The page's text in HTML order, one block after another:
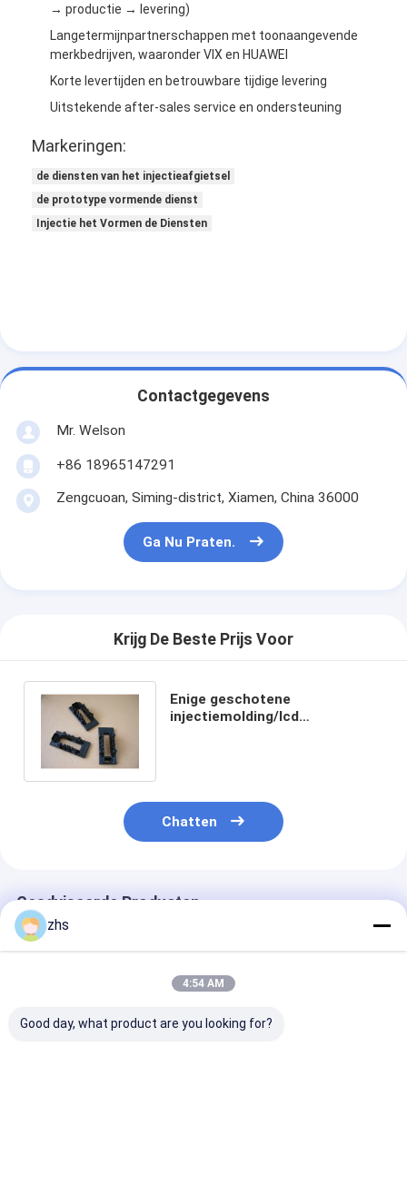
→ productie → levering)
Langetermijnpartnerschappen met toonaangevende
merkbedrijven, waaronder VIX en HUAWEI
Korte levertijden en betrouwbare tijdige levering
Uitstekende after-sales service en ondersteuning
Markeringen:
de diensten van het injectieafgietsel
de prototype vormende dienst
Injectie het Vormen de Diensten
Contactgegevens
Mr. Welson
+86 18965147291
Zengcuoan, Siming-district, Xiamen, China 36000
Ga Nu Praten.
Krijg De Beste Prijs Voor
Enige geschotene
injectiemolding/lcd
Chatten
Geadviseerde Producten
zhs
4:54 AM
Good day, what product are you looking for?